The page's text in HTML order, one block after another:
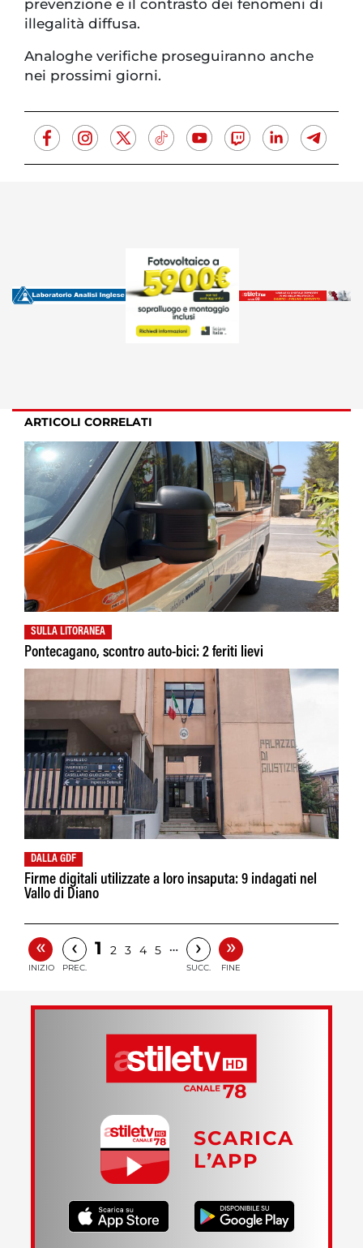
prevenzione e il contrasto dei fenomeni di
illegalità diffusa.
Analoghe verifiche proseguiranno anche
nei prossimi giorni.
ARTICOLI CORRELATI
SULLA LITORANEA
Pontecagano, scontro auto-bici: 2 feriti lievi
DALLA GDF
Firme digitali utilizzate a loro insaputa: 9 indagati nel
Vallo di Diano
«
INIZIO
‹
PREC.
1 2 3 4 5 … ›
SUCC.
»
FINE
SCARICA
L’APP